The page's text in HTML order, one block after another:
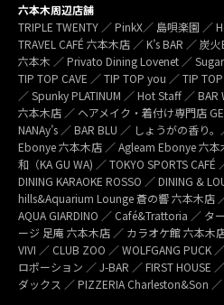
六本木周辺店舗
TRIPLE TWENTY ／ PinkX／ 島唄楽園
TRAVEL CAFÉ 六本木店 ／ K’s BAR ／ 炭
六本木 ／ Privato Dining Lovenet ／
TIP TOP CAVE ／ TIP TOP you ／ TIP
／ Spunky PLATINUM ／ Hot Staff ／
六本木店 ／ ヘアメイク・着付け専門店
NANAy’s ／ BAR BLU ／ しょうがの香り
Ebonye 六本木店 ／ Agleam Ebonye 六本
和（KA GU WA) ／ TOKYO SPORTS
DINING KARAOKE ROSSO ／ DINING &
hills&Aquarium Lounge 蒼の響 六本木店
AQUA GIARDINO ／ Café&Trattoria ／ タ
ージ 足庵 六本木店 ／ カラオケ館 六本木
VIVI ／ CLUB ZOO ／ WOLFGANG PUCK
ロポーション ／ J-BAR ／ FIRST HOUSE
ダックス ／ PIZZERIA Charleston&Son ／